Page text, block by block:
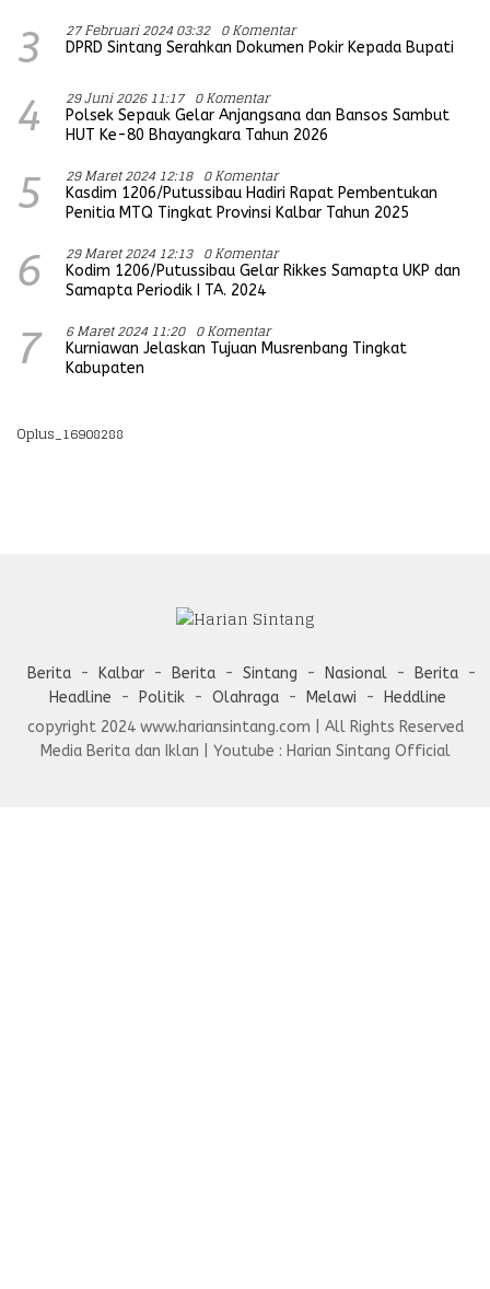
3 27 Februari 2024 03:32 0 Komentar
DPRD Sintang Serahkan Dokumen Pokir Kepada Bupati
4 29 Juni 2026 11:17 0 Komentar
Polsek Sepauk Gelar Anjangsana dan Bansos Sambut
HUT Ke-80 Bhayangkara Tahun 2026
5 29 Maret 2024 12:18 0 Komentar
Kasdim 1206/Putussibau Hadiri Rapat Pembentukan
Penitia MTQ Tingkat Provinsi Kalbar Tahun 2025
6 29 Maret 2024 12:13 0 Komentar
Kodim 1206/Putussibau Gelar Rikkes Samapta UKP dan
Samapta Periodik I TA. 2024
7 6 Maret 2024 11:20 0 Komentar
Kurniawan Jelaskan Tujuan Musrenbang Tingkat
Kabupaten
Oplus_16908288
Berita Kalbar Berita Sintang Nasional
Berita
Headline
Politik Olahraga Melawi
Heddline
copyright 2024 www.hariansintang.com | All Rights Reserved
Media Berita dan Iklan | Youtube : Harian Sintang Official